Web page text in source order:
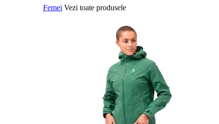
Femei Vezi toate produsele